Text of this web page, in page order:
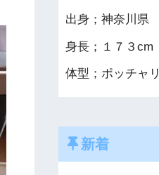
出身；神奈川県
身長；１７３cm
体型；ポッチャリ
新着